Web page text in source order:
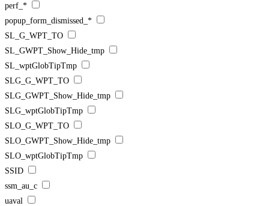
perf_*
popup_form_dismissed_*
SL_G_WPT_TO
SL_GWPT_Show_Hide_tmp
SL_wptGlobTipTmp
SLG_G_WPT_TO
SLG_GWPT_Show_Hide_tmp
SLG_wptGlobTipTmp
SLO_G_WPT_TO
SLO_GWPT_Show_Hide_tmp
SLO_wptGlobTipTmp
SSID
ssm_au_c
uaval